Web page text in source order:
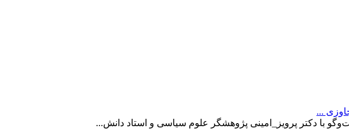
...
با دکتر پرویز_امینی پژوهشگر علوم سیاسی و استاد دانش...